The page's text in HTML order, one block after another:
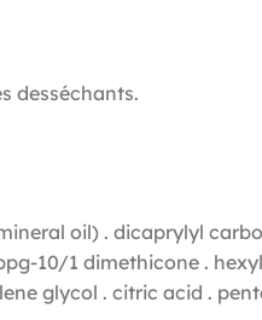
desséchants.
oil) . dicaprylyl
10/1 dimethicone .
glycol . citric acid .